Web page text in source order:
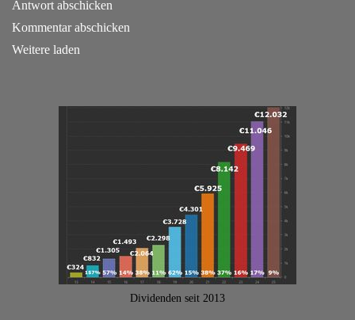
Antwort abschicken
Kommentar abschicken
Weitere laden
Dividenden seit 2013